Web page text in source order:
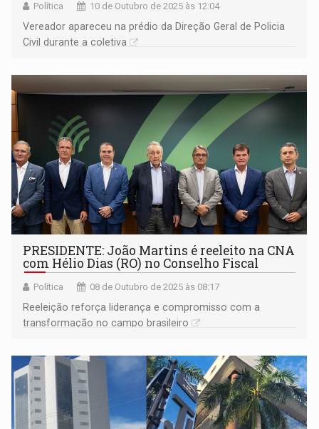
Política 10 de Outubro de 2025 às 12:04
Vereador apareceu na prédio da Direção Geral de Policia
Civil durante a coletiva
PRESIDENTE: João Martins é reeleito na CNA
com Hélio Dias (RO) no Conselho Fiscal
Política 08 de Outubro de 2025 às 08:17
Reeleição reforça liderança e compromisso com a
transformação no campo brasileiro